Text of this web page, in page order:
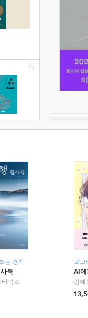
는 명작
북
타북스
로그
AI에
김혜